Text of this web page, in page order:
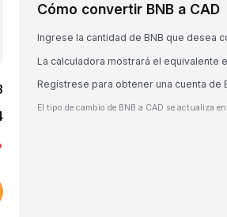
Cómo convertir BNB a CAD
Ingrese la cantidad de BNB que desea
La calculadora mostrará el equivalente
Regístrese para obtener una cuenta de
El tipo de cambio de BNB a CAD se actualiza